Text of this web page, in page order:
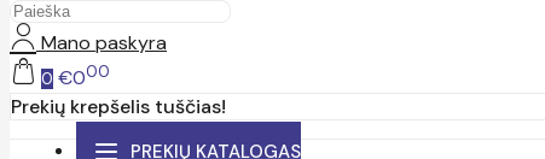
Mano paskyra
0 €000
Prekių krepšelis tuščias!
PREKIŲ KATALOGAS